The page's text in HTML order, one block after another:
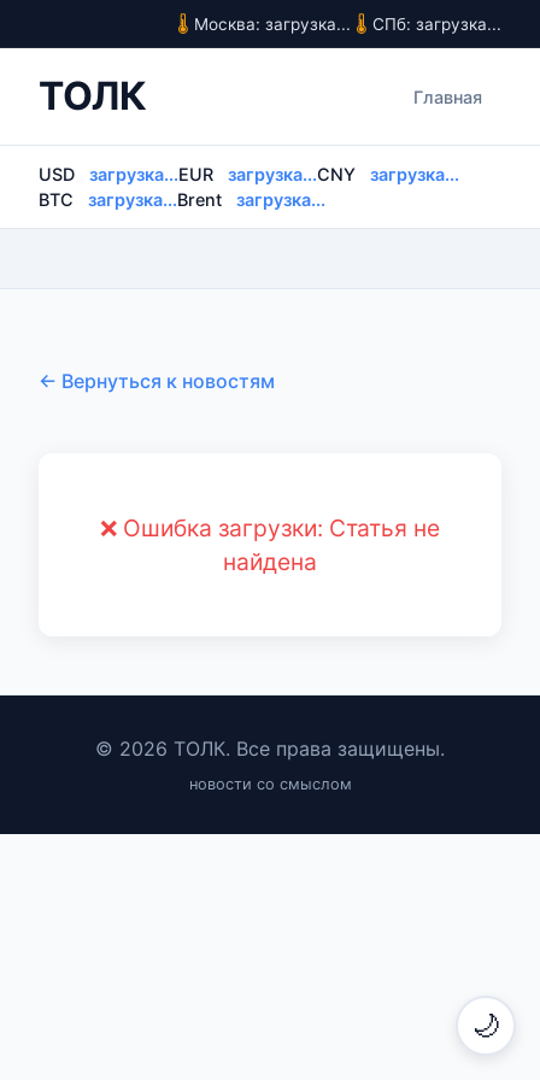
🌙
Москва: загрузка... СПб: загрузка...
ТОЛК Главная
USD загрузка...EUR загрузка...CNY
загрузка...
BTC
загрузка...Brent загрузка...
← Вернуться к новостям
❌ Ошибка загрузки: Статья не
найдена
© 2026 ТОЛК. Все права защищены.
новости со смыслом